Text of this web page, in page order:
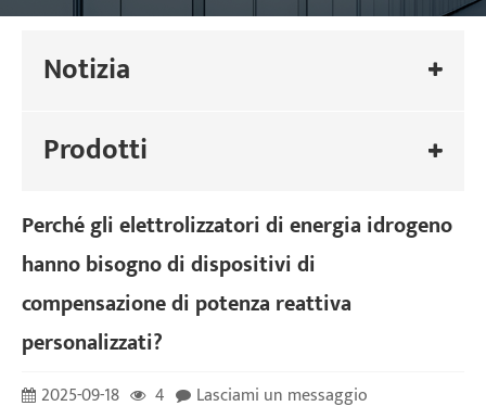
Notizia
Prodotti
Perché gli elettrolizzatori di energia idrogeno
hanno bisogno di dispositivi di
compensazione di potenza reattiva
personalizzati?
2025-09-18 4
Lasciami un messaggio